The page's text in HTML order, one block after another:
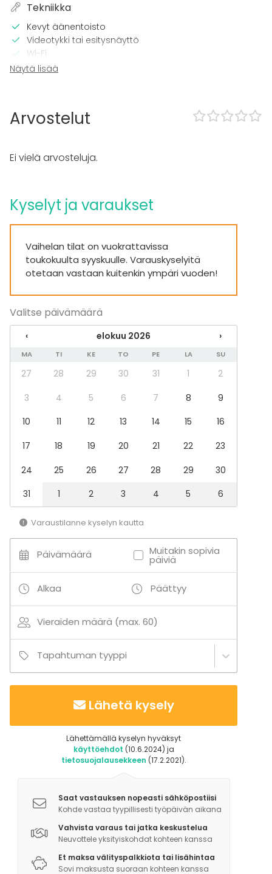
Tekniikka
Kevyt äänentoisto
Videotykki tai esitysnäyttö
Wi-Fi
Tulostin
Terassi
Piha
Muistiinpanovälineet
Tapahtumatyypit
Juhlat
Illallinen / lounas
Kokous
Seminaari / konferenssi
Messut
Esitys / näytös
Mökkireissu / retriitti
Pikkujoulut
Tilatyypit
Juhlasali
Hotelli
Veneily
Lisätietoa aktiviteeteista
- Soutuvenevuokra
- Grillauspaikka meren rannalla
- Krokettipeli
- Sulkapallo
- Pétanque
LAPSILLE:
- Kiipeilyteline
- Liukumäki
- Hiekkalaatikko
Näytä lisää
Arvostelut
Ei vielä arvosteluja.
Kyselyt ja varaukset
Vaihelan tilat on vuokrattavissa
toukokuulta syyskuulle. Varauskyselyitä
otetaan vastaan kuitenkin ympäri vuoden!
Valitse päivämäärä
‹ elokuu 2026 ›
MA TI KE TO PE LA SU
27 28 29 30 31 1
2
3
4 5 6 7 8
9
10
11 12 13 14 15
16
17
18 19 20 21 22
23
24
25 26 27 28 29
30
31
1 2 3 4 5 6
Varaustilanne kyselyn kautta
Päivämäärä Muitakin sopivia
päiviä
Alkaa Päättyy
Vieraiden määrä (max. 60)
Tapahtuman tyyppi
Lähetä kysely
Lähettämällä kyselyn hyväksyt
käyttöehdot (10.6.2024) ja
tietosuojalausekkeen (17.2.2021).
Saat vastauksen nopeasti sähköpostiisi
Kohde vastaa tyypillisesti työpäivän aikana
Vahvista varaus tai jatka keskustelua
Neuvottele yksityiskohdat kohteen kanssa
Et maksa välityspalkkiota tai lisähintaa
Sovi maksusta suoraan kohteen kanssa